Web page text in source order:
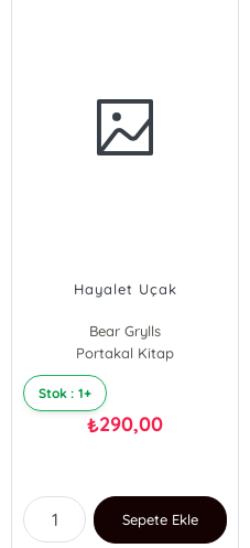
Hayalet Uçak
Bear Grylls
Portakal Kitap
Stok : 1+
₺290,00
Sepete Ekle